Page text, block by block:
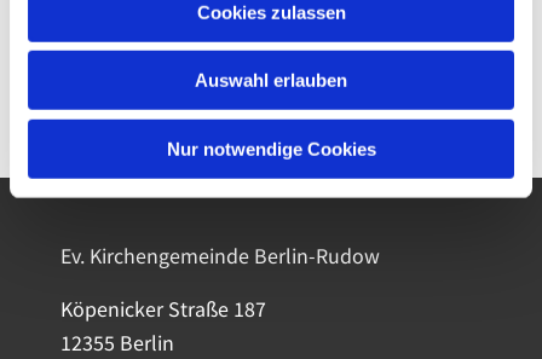
Cookies zulassen
Auswahl erlauben
Nur notwendige Cookies
Ev. Kirchengemeinde Berlin-Rudow
Köpenicker Straße 187
12355 Berlin